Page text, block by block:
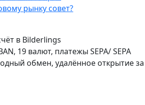
рынку совет?
в Bilderlings
19 валют, платежы SEPA/ SEPA
обмен, удалённое открытие за